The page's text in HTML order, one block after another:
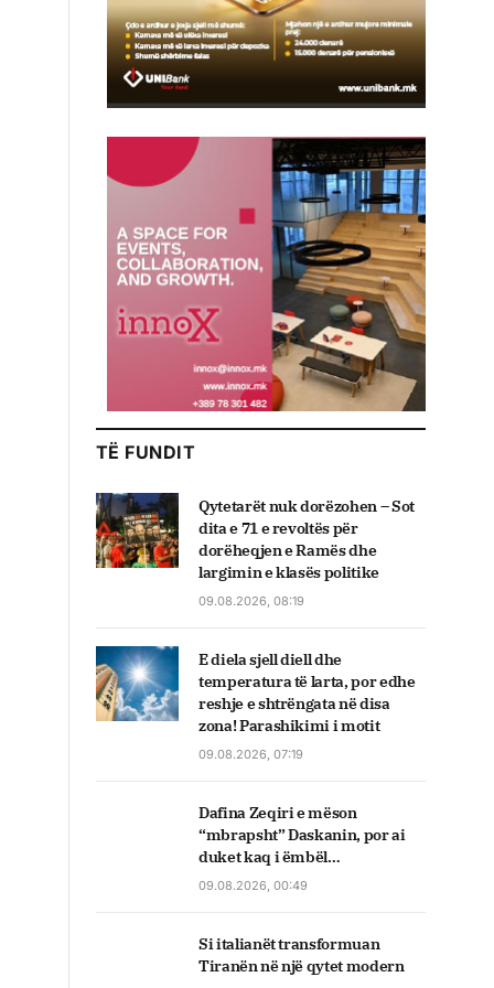
TË FUNDIT
Qytetarët nuk dorëzohen – Sot
dita e 71 e revoltës për
dorëheqjen e Ramës dhe
largimin e klasës politike
09.08.2026, 08:19
E diela sjell diell dhe
temperatura të larta, por edhe
reshje e shtrëngata në disa
zona! Parashikimi i motit
09.08.2026, 07:19
Dafina Zeqiri e mëson
“mbrapsht” Daskanin, por ai
duket kaq i ëmbël…
09.08.2026, 00:49
Si italianët transformuan
Tiranën në një qytet modern